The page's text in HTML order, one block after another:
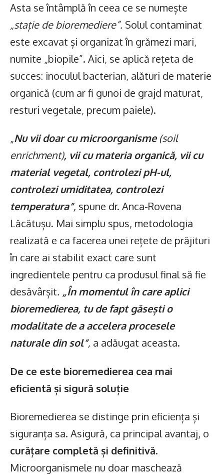
Asta se întâmplă în ceea ce se numește
„stație de bioremediere”. Solul contaminat
este excavat și organizat în grămezi mari,
numite „biopile”. Aici, se aplică rețeta de
succes: inoculul bacterian, alături de materie
organică (cum ar fi gunoi de grajd maturat,
resturi vegetale, precum paiele).
„Nu vii doar cu microorganisme(soil
enrichment), vii cu materia organică, vii cu
material vegetal, controlezi pH-ul,
controlezi umiditatea, controlezi
temperatura”, spune dr. Anca-Rovena
Lăcătușu. Mai simplu spus, metodologia
realizată e ca facerea unei rețete de prăjituri
în care ai stabilit exact care sunt
ingredientele pentru ca produsul final să fie
desăvârșit. „În momentul în care aplici
bioremedierea, tu de fapt găsești o
modalitate de a accelera procesele
naturale din sol”, a adăugat aceasta.
De ce este bioremedierea cea mai
eficientă și sigură soluție
Bioremedierea se distinge prin eficiența și
siguranța sa. Asigură, ca principal avantaj, o
curățare completă și definitivă.
Microorganismele nu doar maschează